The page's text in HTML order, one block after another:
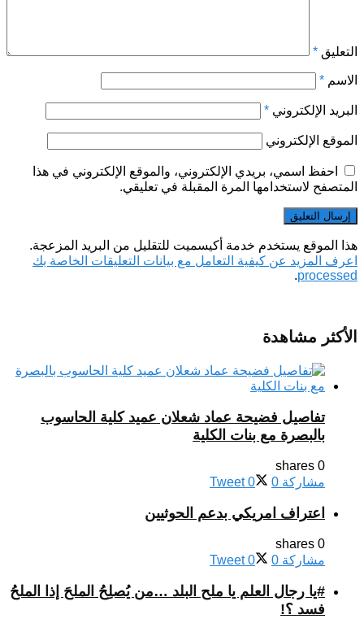
التعليق *
الاسم *
البريد الإلكتروني *
الموقع الإلكتروني
احفظ اسمي، بريدي الإلكتروني، والموقع الإلكتروني في هذا
المتصفح لاستخدامها المرة المقبلة في تعليقي.
هذا الموقع يستخدم خدمة أكيسميت للتقليل من البريد المزعجة.
اعرف المزيد عن كيفية التعامل مع بيانات التعليقات الخاصة بك
processed
.
الأكثر مشاهدة
تفاصيل فضيحة عماد شعلان عميد كلية الحاسوب
بالبصرة مع بنات الكلية
0 shares
مشاركة 0
Tweet 0
اعتراف امريكي بدعم الحوثيين
0 shares
مشاركة 0
Tweet 0
#يا رجال العلم يا ملح البلد …من يُصلِحُ الملحَ إذا الملحُ
فسد ؟!